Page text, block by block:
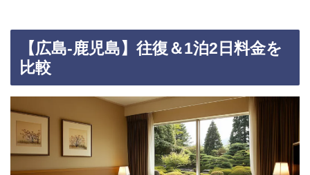
【広島-鹿児島】往復＆1泊2日料金を
比較